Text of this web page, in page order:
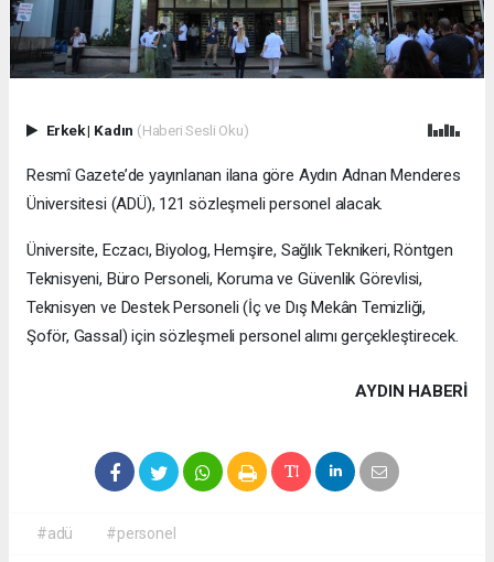
Erkek| Kadın (Haberi Sesli Oku)
Resmî Gazete’de yayınlanan ilana göre Aydın Adnan Menderes
Üniversitesi (ADÜ), 121 sözleşmeli personel alacak.
Üniversite, Eczacı, Biyolog, Hemşire, Sağlık Teknikeri, Röntgen
Teknisyeni, Büro Personeli, Koruma ve Güvenlik Görevlisi,
Teknisyen ve Destek Personeli (İç ve Dış Mekân Temizliği,
Şoför, Gassal) için sözleşmeli personel alımı gerçekleştirecek.
AYDIN HABERİ
#adü #personel